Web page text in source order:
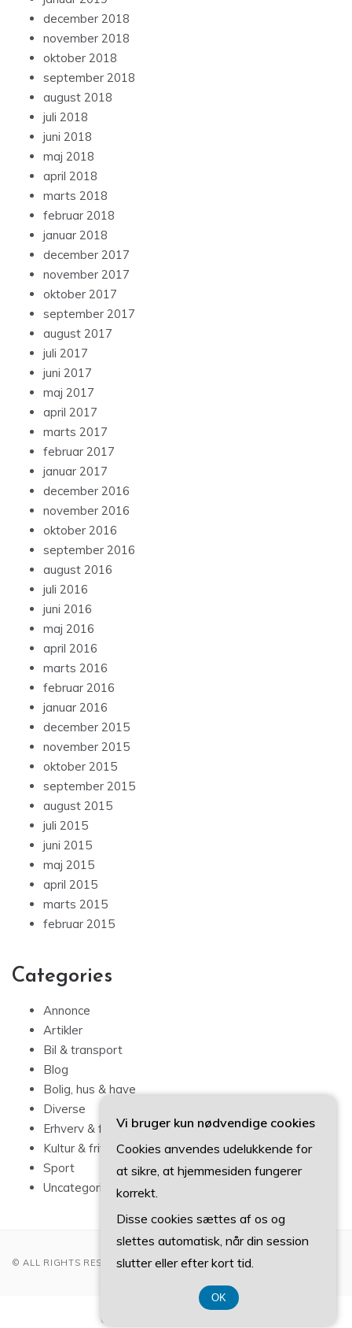
december 2018
november 2018
oktober 2018
september 2018
august 2018
juli 2018
juni 2018
maj 2018
april 2018
marts 2018
februar 2018
januar 2018
december 2017
november 2017
oktober 2017
september 2017
august 2017
juli 2017
juni 2017
maj 2017
april 2017
marts 2017
februar 2017
januar 2017
december 2016
november 2016
oktober 2016
september 2016
august 2016
juli 2016
juni 2016
maj 2016
april 2016
marts 2016
februar 2016
januar 2016
december 2015
november 2015
oktober 2015
september 2015
august 2015
juli 2015
juni 2015
maj 2015
april 2015
marts 2015
februar 2015
Categories
Annonce
Artikler
Bil & transport
Blog
Bolig, hus & have
Diverse
Erhverv & forbrug
Kultur & fritid
Sport
Uncategorized
© ALL RIGHTS RESERVED 2022
CVR-Nummer 374 077 39
Vi bruger kun nødvendige cookies
Cookies anvendes udelukkende for
at sikre, at hjemmesiden fungerer
korrekt.
Disse cookies sættes af os og
slettes automatisk, når din session
slutter eller efter kort tid.
OK